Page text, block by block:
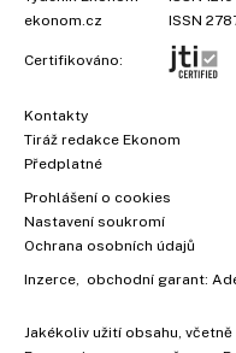
ekonom.cz
ISSN
Certifikováno:
Kontakty
Tiráž redakce Ekonom
Předplatné
Prohlášení o cookies
Nastavení soukromí
Ochrana osobních údajů
Inzerce , obchodní garant:
Jakékoliv užití obsahu,